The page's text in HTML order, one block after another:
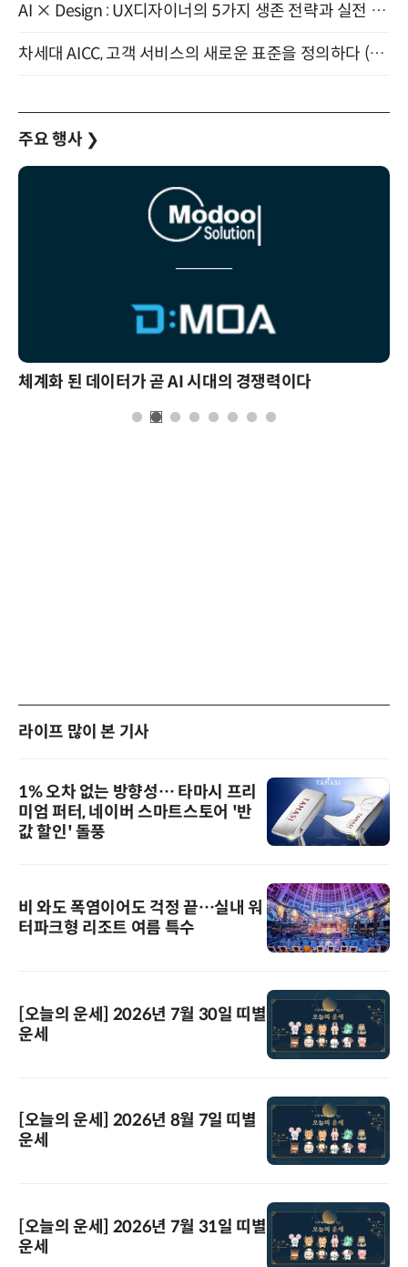
AI × Design : UX디자이너의 5가지 생존 전략과 실전 대응 8월 28일 개최
차세대 AICC, 고객 서비스의 새로운 표준을 정의하다 (9/9)
주요 행사 ❯
체계화 된 데이터가 곧 AI 시대의 경쟁력이다
라이프 많이 본 기사
1% 오차 없는 방향성… 타마시 프리
미엄 퍼터, 네이버 스마트스토어 '반
값 할인' 돌풍
비 와도 폭염이어도 걱정 끝…실내 워
터파크형 리조트 여름 특수
[오늘의 운세] 2026년 7월 30일 띠별
운세
[오늘의 운세] 2026년 8월 7일 띠별
운세
[오늘의 운세] 2026년 7월 31일 띠별
운세